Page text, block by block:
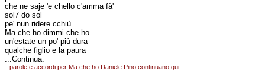
che ne saje 'e chello c'amma fà'
sol7 do sol
pe' nun ridere cchiù
Ma che ho dimmi che ho
un'estate un po' più dura
qualche figlio e la paura
...Continua:
parole e accordi per Ma che ho Daniele Pino continuano qui...